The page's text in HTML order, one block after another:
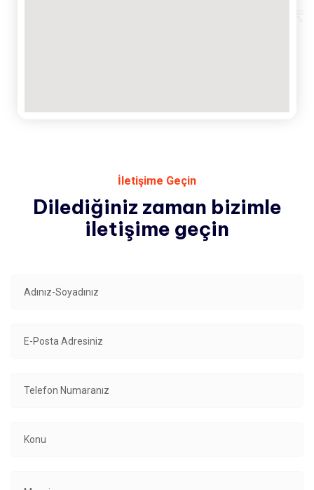
İletişime Geçin
Dilediğiniz zaman bizimle
iletişime geçin